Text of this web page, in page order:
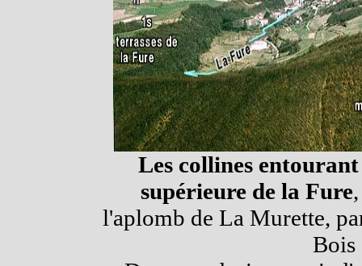
Les collines
supérieure de la Fure
l'aplomb de La Murette,
Bois